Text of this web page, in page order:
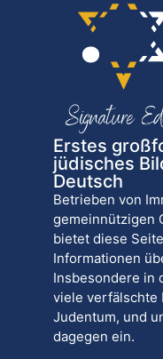
Erstes
jüdisches
Deutsch
Betrieben von
gemeinnützigen
bietet diese
Informationen
Insbesondere in
viele verfälschte
Judentum, und
dagegen ein.